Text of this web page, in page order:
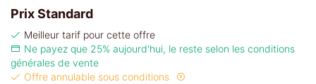
Prix Standard
Meilleur tarif pour cette offre
Ne payez que 25% aujourd'hui, le reste selon les conditions
générales de vente
Offre annulable sous conditions